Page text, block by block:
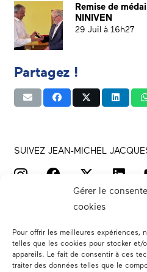
Gérer le
cookies
Pour offrir les meilleures expériences,
telles que les cookies pour stocker et/
appareils. Le fait de consentir à ces
traiter des données telles que le
Remise de
NINIVEN
29 Juil à 16h27
Partagez !
SUIVEZ JEAN-MICHEL
Votre